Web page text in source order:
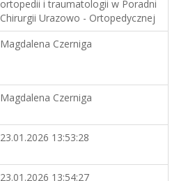
ortopedii i traumatologii w Poradni
Chirurgii Urazowo - Ortopedycznej
Magdalena Czerniga
Magdalena Czerniga
23.01.2026 13:53:28
23.01.2026 13:54:27